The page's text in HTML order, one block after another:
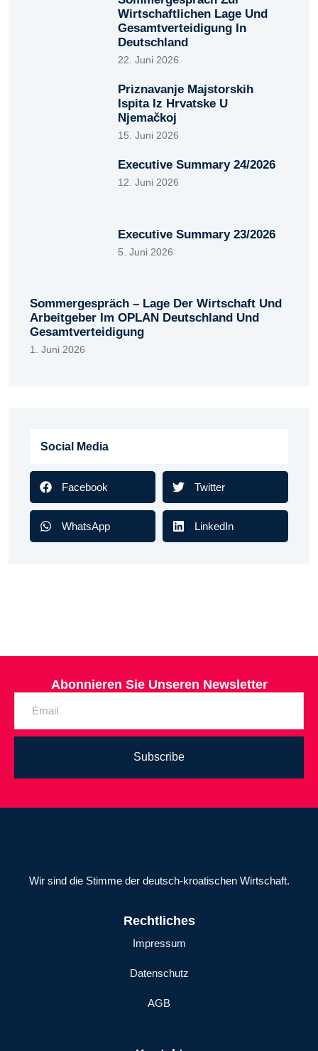
Wirtschaftlichen Lage Und
Gesamtverteidigung In
Deutschland
22. Juni 2026
Priznavanje Majstorskih
Ispita Iz Hrvatske U
Njemačkoj
15. Juni 2026
Executive Summary 24/2026
12. Juni 2026
Executive Summary 23/2026
5. Juni 2026
Sommergespräch – Lage Der Wirtschaft Und
Arbeitgeber Im OPLAN Deutschland Und
Gesamtverteidigung
1. Juni 2026
Social Media
Facebook Twitter
WhatsApp LinkedIn
Abonnieren Sie Unseren Newsletter
Subscribe
Wir sind die Stimme der deutsch-kroatischen Wirtschaft.
Rechtliches
Impressum
Datenschutz
AGB